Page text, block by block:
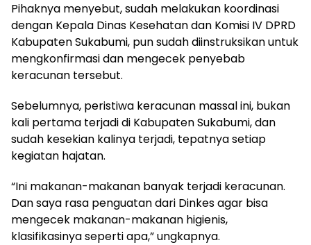
Pihaknya menyebut, sudah melakukan koordinasi
dengan Kepala Dinas Kesehatan dan Komisi IV DPRD
Kabupaten Sukabumi, pun sudah diinstruksikan untuk
mengkonfirmasi dan mengecek penyebab
keracunan tersebut.
Sebelumnya, peristiwa keracunan massal ini, bukan
kali pertama terjadi di Kabupaten Sukabumi, dan
sudah kesekian kalinya terjadi, tepatnya setiap
kegiatan hajatan.
“Ini makanan-makanan banyak terjadi keracunan.
Dan saya rasa penguatan dari Dinkes agar bisa
mengecek makanan-makanan higienis,
klasifikasinya seperti apa,” ungkapnya.